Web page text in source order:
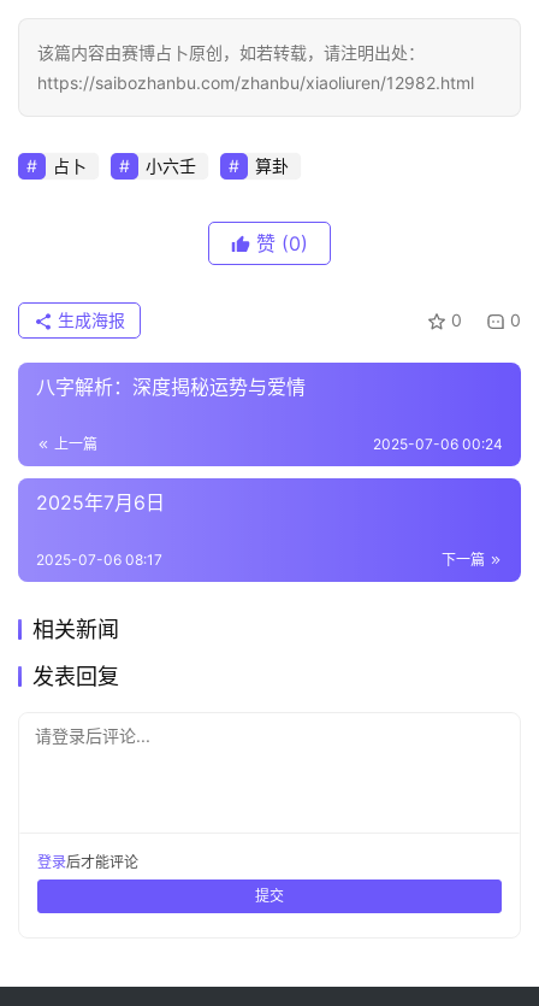
该篇内容由赛博占卜原创，如若转载，请注明出处：
https://saibozhanbu.com/zhanbu/xiaoliuren/12982.html
占卜 小六壬 算卦
赞 (0)
0 0
生成海报
八字解析：深度揭秘运势与爱情
上一篇 2025-07-06 00:24
2025年7月6日
下一篇
2025-07-06 08:17
相关新闻
发表回复
请登录后评论...
登录后才能评论
提交